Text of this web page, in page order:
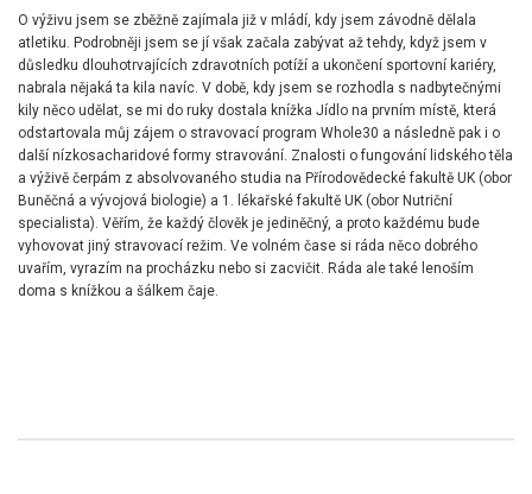
O výživu jsem se zběžně zajímala již v mládí, kdy jsem závodně dělala
atletiku. Podrobněji jsem se jí však začala zabývat až tehdy, když jsem v
důsledku dlouhotrvajících zdravotních potíží a ukončení sportovní kariéry,
nabrala nějaká ta kila navíc. V době, kdy jsem se rozhodla s nadbytečnými
kily něco udělat, se mi do ruky dostala knížka Jídlo na prvním místě, která
odstartovala můj zájem o stravovací program Whole30 a následně pak i o
další nízkosacharidové formy stravování. Znalosti o fungování lidského těla
a výživě čerpám z absolvovaného studia na Přírodovědecké fakultě UK (obor
Buněčná a vývojová biologie) a 1. lékařské fakultě UK (obor Nutriční
specialista). Věřím, že každý člověk je jediněčný, a proto každému bude
vyhovovat jiný stravovací režim. Ve volném čase si ráda něco dobrého
uvařím, vyrazím na procházku nebo si zacvičit. Ráda ale také lenoším
doma s knížkou a šálkem čaje.